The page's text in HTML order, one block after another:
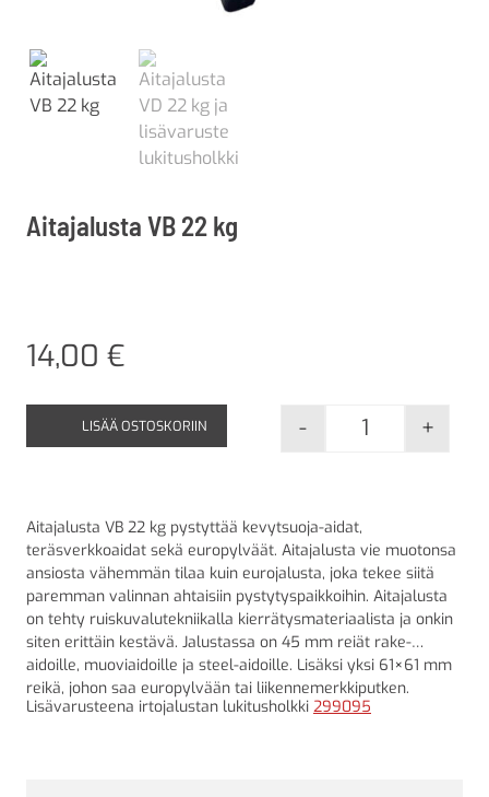
Aitajalusta VB 22 kg
14,00 €
Aitajalusta VB
- +
LISÄÄ OSTOSKORIIN
Aitajalusta VB 22 kg pystyttää kevytsuoja-aidat,
teräsverkkoaidat sekä europylväät. Aitajalusta vie muotonsa
ansiosta vähemmän tilaa kuin eurojalusta, joka tekee siitä
paremman valinnan ahtaisiin pystytyspaikkoihin. Aitajalusta
on tehty ruiskuvalutekniikalla kierrätysmateriaalista ja onkin
siten erittäin kestävä. Jalustassa on 45 mm reiät rake-
aidoille, muoviaidoille ja steel-aidoille. Lisäksi yksi 61×61 mm
reikä, johon saa europylvään tai liikennemerkkiputken.
Lisävarusteena irtojalustan lukitusholkki 299095